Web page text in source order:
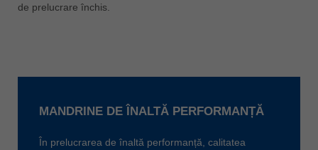
de prelucrare închis.
MANDRINE DE ÎNALTĂ PERFORMANȚĂ
În prelucrarea de înaltă performanță, calitatea